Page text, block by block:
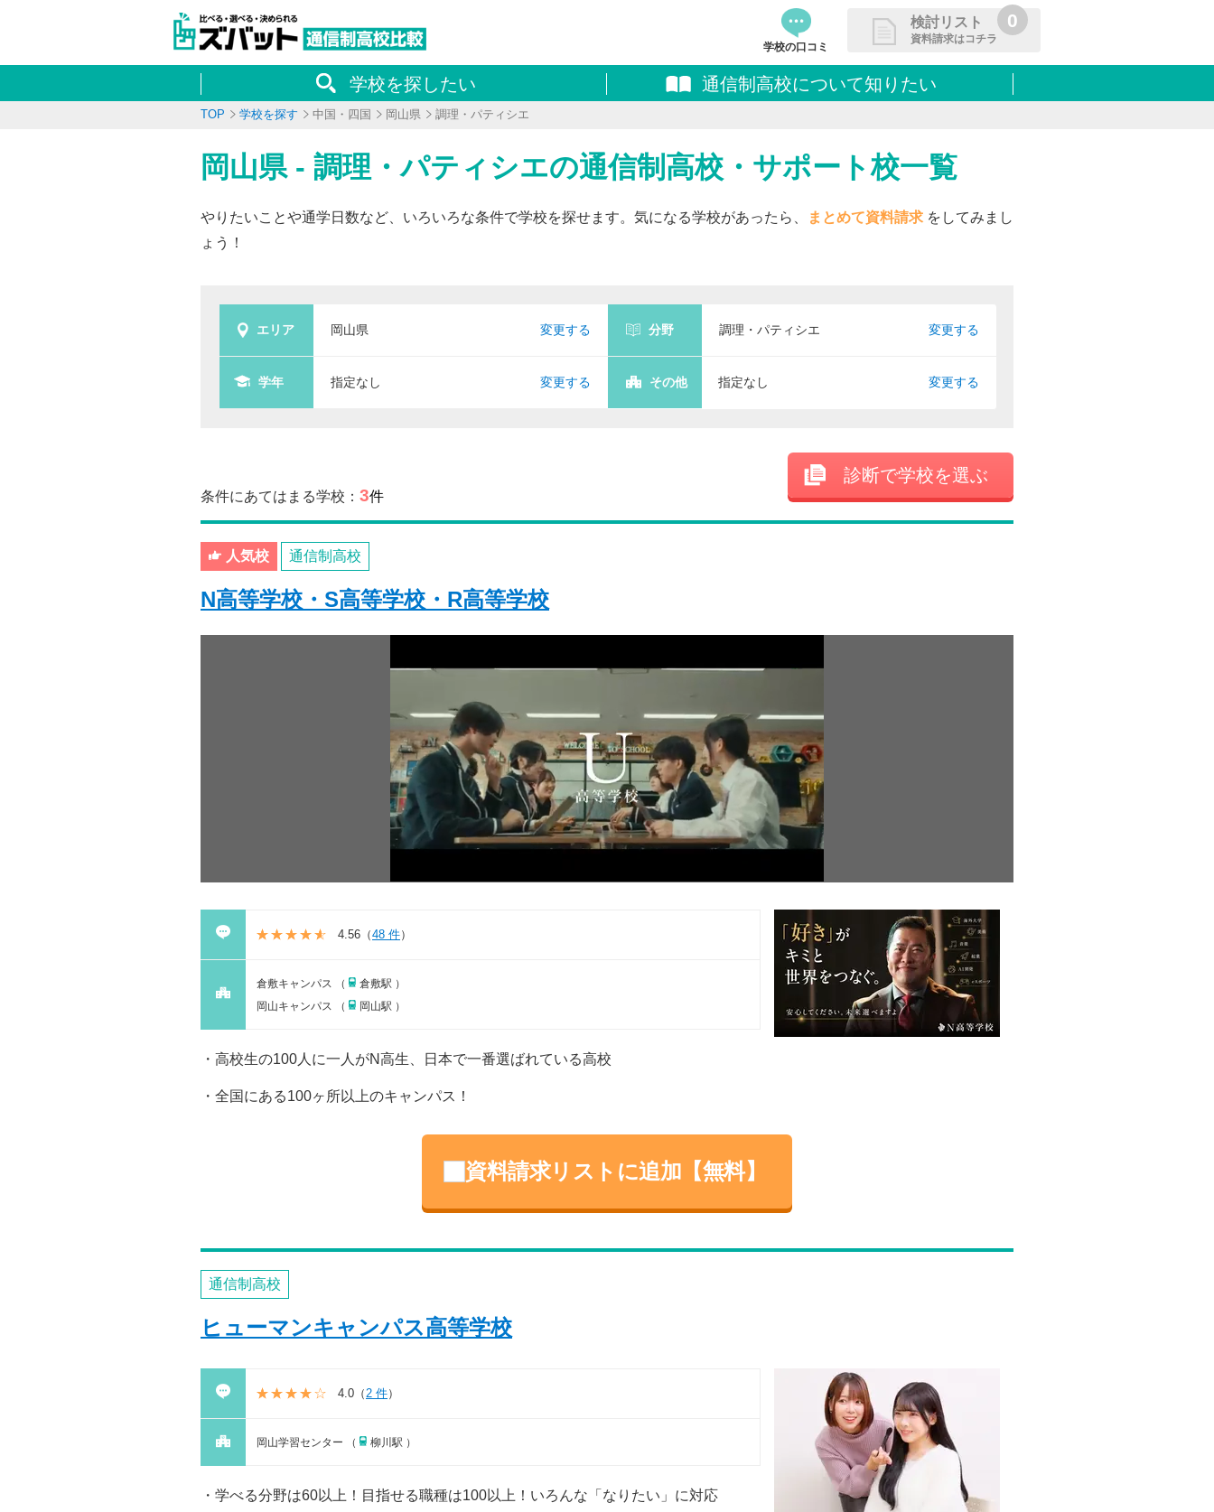
学校の口コミ
検討リスト
資料請求はコチラ
0
資料請求リストに追加しました
料請求できます
学校を探したい 通信制高校について知りたい
TOP 学校を探す 中国・四国 岡山県 調理・パティシエ
岡山県 - 調理・パティシエの通信制高校・サポート校一覧
やりたいことや通学日数など、いろいろな条件で学校を探せます。気になる学校があったら、 まとめて資料請求 をしてみまし
ょう！
エリア 岡山県 変更する 分野 調理・パティシエ 変更する
学年 指定なし 変更する その他 指定なし 変更する
条件にあてはまる学校： 3件
診断で学校を選ぶ
人気校 通信制高校
N高等学校・S高等学校・R高等学校
4.56 （48 件）
倉敷キャンパス （
倉敷駅 ）
岡山キャンパス （
岡山駅 ）
高校生の100人に一人がN高生、日本で一番選ばれている高校
全国にある100ヶ所以上のキャンパス！
資料請求リストに追加【無料】
通信制高校
ヒューマンキャンパス高等学校
4.0 （ 2 件）
岡山学習センター （ 柳川駅 ）
学べる分野は60以上！目指せる職種は100以上！いろんな「なりたい」に対応